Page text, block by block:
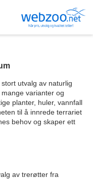
utvalg av naturlig
varianter og
planter, huler, vannfall
til å innrede terrariet
behov og skaper ett
av trerøtter fra